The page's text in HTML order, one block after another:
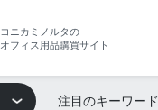
コニカミノルタの
オフィス用品購買サイト
注目のキーワード